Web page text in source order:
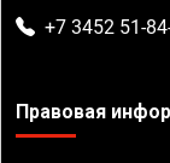
+7 3452 51-
Правовая